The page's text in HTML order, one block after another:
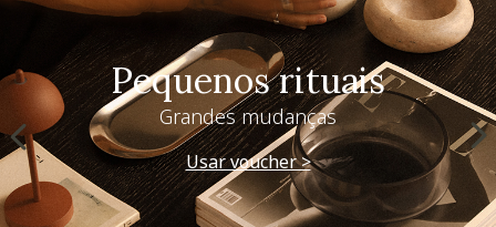
Pequenos rituais
Grandes mudanças
Usar voucher >